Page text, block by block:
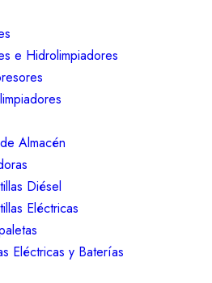
e Hidrolimpiadores
Almacén
Diésel
Eléctricas
Eléctricas y Baterías